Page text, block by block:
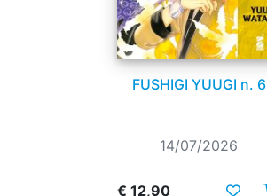
FUSHIGI YUUGI n. 6
14/07/2026
€ 12,90